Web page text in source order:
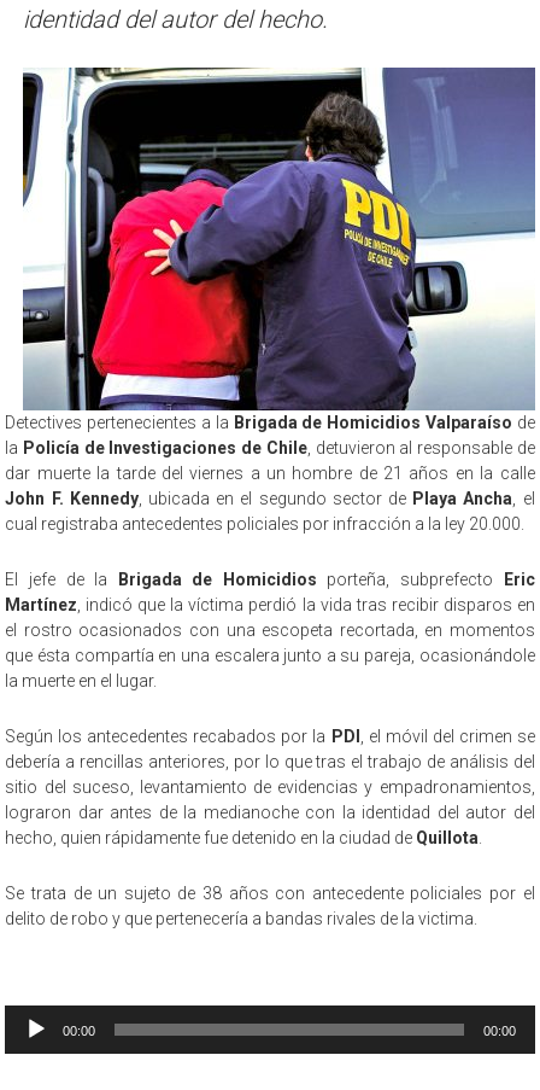
identidad del autor del hecho.
Detectives pertenecientes a la Brigada de Homicidios Valparaíso de
la Policía de Investigaciones de Chile, detuvieron al responsable de
dar muerte la tarde del viernes a un hombre de 21 años en la calle
John F. Kennedy, ubicada en el segundo sector de Playa Ancha , el
cual registraba antecedentes policiales por infracción a la ley 20.000.
El jefe de la Brigada de Homicidios porteña, subprefecto
Eric
Martínez , indicó que la víctima perdió la vida tras recibir disparos en
el rostro ocasionados con una escopeta recortada, en momentos
que ésta compartía en una escalera junto a su pareja, ocasionándole
la muerte en el lugar.
Según los antecedentes recabados por la PDI
, el móvil del crimen se
debería a rencillas anteriores, por lo que tras el trabajo de análisis del
sitio del suceso, levantamiento de evidencias y empadronamientos,
lograron dar antes de la medianoche con la identidad del autor del
hecho, quien rápidamente fue detenido en la ciudad de Quillota
Se trata de un sujeto de 38 años con antecedente policiales por el
delito de robo y que pertenecería a bandas rivales de la victima.
Reproductor
00:00 00:00